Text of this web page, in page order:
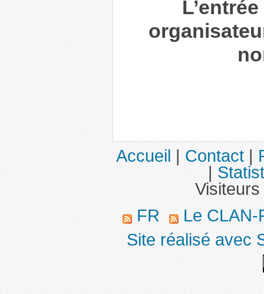
Accueil|Contact|
|
FR
Le CLAN-
Site réalisé avec